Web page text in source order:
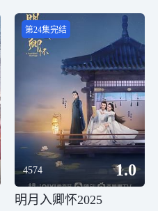
4574 1.0
第24集完结
明月入卿怀2025